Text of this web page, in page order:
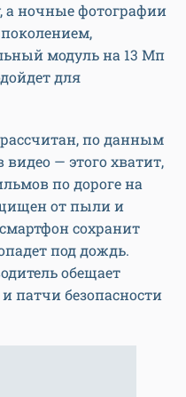
а ночные фотографии
модуль на 13 Мп
для
по данным
видео — этого хватит,
по дороге на
от пыли и
сохранит
под дождь.
обещает
патчи безопасности